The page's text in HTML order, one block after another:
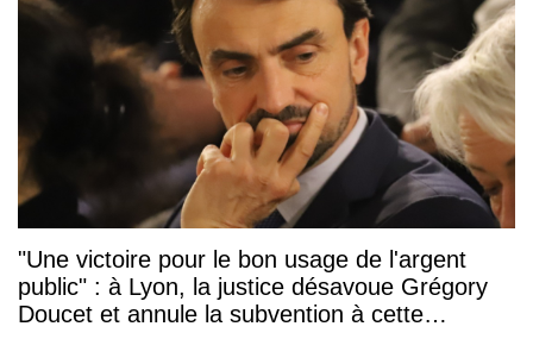
"Une victoire pour le bon usage de l'argent
public" : à Lyon, la justice désavoue Grégory
Doucet et annule la subvention à cette